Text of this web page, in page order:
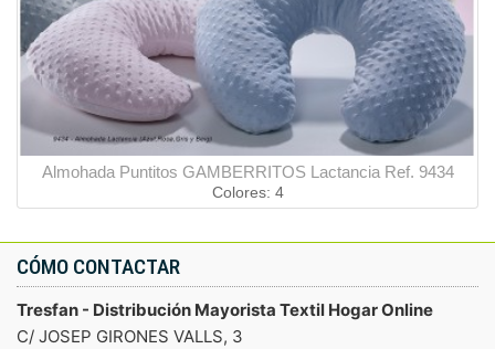
Almohada Puntitos GAMBERRITOS Lactancia Ref. 9434
Colores: 4
CÓMO CONTACTAR
Tresfan - Distribución Mayorista Textil Hogar Online
C/ JOSEP GIRONES VALLS, 3